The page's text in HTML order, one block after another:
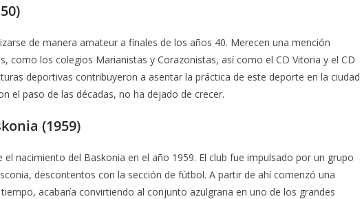
de manera amateur a finales de los años 40. Merecen una mención
como los colegios Marianistas y Corazonistas, así como el CD Vitoria y el CD
deportivas contribuyeron a asentar la práctica de este deporte en la ciudad
el paso de las décadas, no ha dejado de crecer.
(1959)
nacimiento del Baskonia en el año 1959. El club fue impulsado por un grupo
descontentos con la sección de fútbol. A partir de ahí comenzó una
acabaría convirtiendo al conjunto azulgrana en uno de los grandes